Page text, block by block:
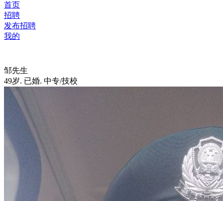
首页
招聘
发布招聘
我的
邹先生
49岁. 已婚. 中专/技校